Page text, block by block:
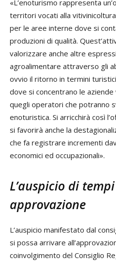
«L’enoturismo rappresenta
territori vocati alla
per le aree interne dove si
produzioni di qualità.
valorizzare anche altre
agroalimentare attraverso gli
ovvio il ritorno in termini
dove si concentrano le
quegli operatori che potranno
enoturistica. Si arricchirà così
si favorirà anche la
che fa registrare incrementi
economici ed occupazionali».
L’auspicio di
approvazione
L’auspicio manifestato dal
si possa arrivare
coinvolgimento del Consiglio